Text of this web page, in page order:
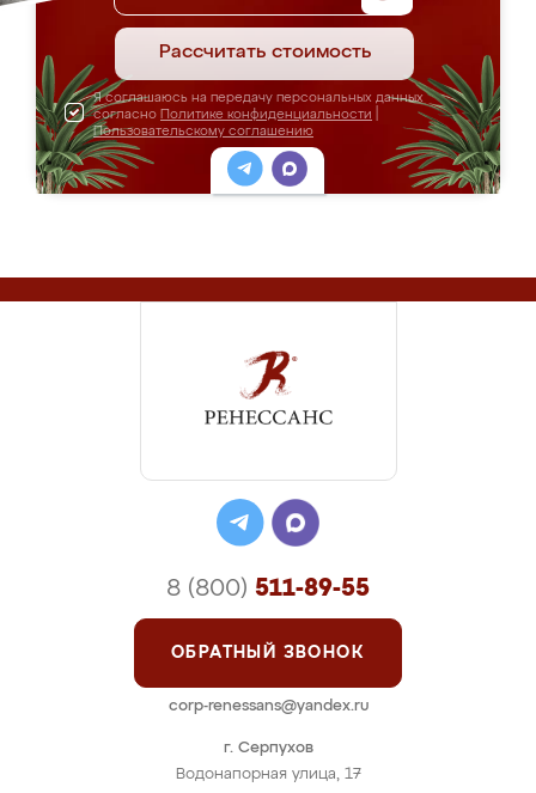
Рассчитать стоимость
Я соглашаюсь на передачу персональных данных
согласно Политике конфиденциальности
Пользовательскому соглашению
г. Серпухов
Водонапорная улица, 17
8 (800) 511-89-55
ОБРАТНЫЙ ЗВОНОК
corp-renessans@yandex.ru